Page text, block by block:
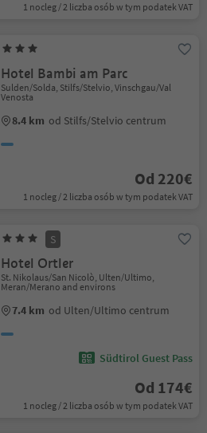
1 nocleg / 2 liczba osób w tym podatek VAT
Hotel Bambi am Parc
Sulden/Solda, Stilfs/Stelvio, Vinschgau/Val
Venosta
8.4 km od Stilfs/Stelvio centrum
Od 220€
1 nocleg / 2 liczba osób w tym podatek VAT
S
Hotel Ortler
St. Nikolaus/San Nicolò, Ulten/Ultimo,
Meran/Merano and environs
7.4 km od Ulten/Ultimo centrum
Südtirol Guest Pass
Od 174€
1 nocleg / 2 liczba osób w tym podatek VAT